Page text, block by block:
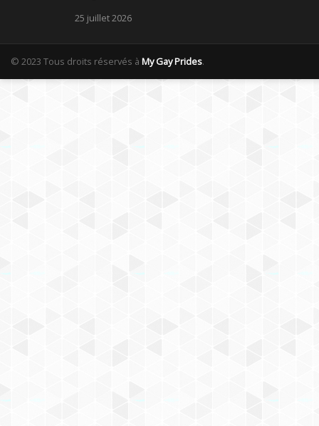
25 juillet 2026
© 2023 Tous droits réservés à My Gay Prides.